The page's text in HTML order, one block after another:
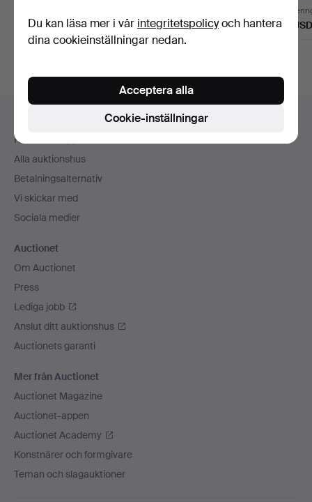
32 USD 48 USD 85 USD
Sidfotsnavigation
Kontakta support
Alla auktionshus
Betalningsalternativ
Vi skickar med
Sociala medier
Auctionet
Om Auctionet
Press
Lediga jobb
Anslut ditt auktionshus
Auctionets garanti
Mer från Auctionet
Auctionet Magazine
Auctionet-appen
Auctionet Academy
Konstnärer och formgivare
Teman och slagauktioner
Du kan läsa mer i vår integritetspolicyoch hantera
dina cookieinställningar nedan.
Cookie-inställningar
Acceptera alla